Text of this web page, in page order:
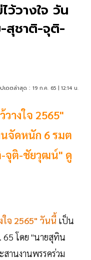
ว้วางใจ วัน
สุชาติ-จุติ-
เดตล่าสุด : 19 ก.ค. 65 | 12:14 น.
างใจ 2565"
จัดหนัก 6 รมต
จุติ-ชัยวุฒน์" ดู
จ 2565" วันนี้ เป็น
65 โดย "นายสุทิน
านงานพรรคร่วม